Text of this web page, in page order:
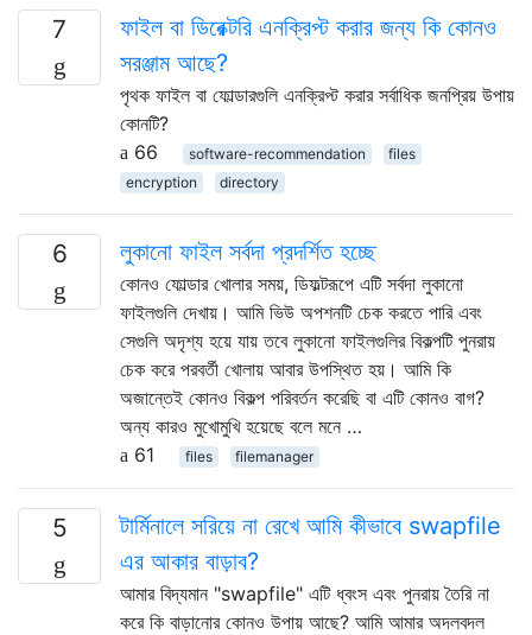
7
ফাইল বা ডিরেক্টরি এনক্রিপ্ট করার জন্য কি কোনও
সরঞ্জাম আছে?
পৃথক ফাইল বা ফোল্ডারগুলি এনক্রিপ্ট করার সর্বাধিক জনপ্রিয় উপায়
কোনটি?
66
software-recommendation
files
encryption
directory
6 লুকানো ফাইল সর্বদা প্রদর্শিত হচ্ছে
কোনও ফোল্ডার খোলার সময়, ডিফল্টরূপে এটি সর্বদা লুকানো
ফাইলগুলি দেখায়। আমি ভিউ অপশনটি চেক করতে পারি এবং
সেগুলি অদৃশ্য হয়ে যায় তবে লুকানো ফাইলগুলির বিকল্পটি পুনরায়
চেক করে পরবর্তী খোলায় আবার উপস্থিত হয়। আমি কি
অজান্তেই কোনও বিকল্প পরিবর্তন করেছি বা এটি কোনও বাগ?
অন্য কারও মুখোমুখি হয়েছে বলে মনে …
61
files filemanager
5
টার্মিনালে সরিয়ে না রেখে আমি কীভাবে swapfile
এর আকার বাড়াব?
আমার বিদ্যমান "swapfile" এটি ধ্বংস এবং পুনরায় তৈরি না
করে কি বাড়ানোর কোনও উপায় আছে? আমি আমার অদলবদল